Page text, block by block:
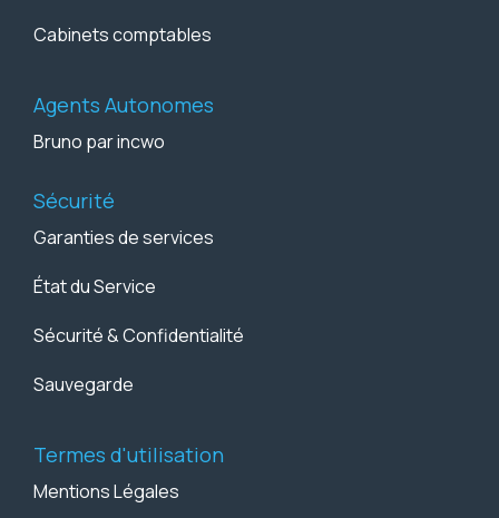
Cabinets comptables
Agents Autonomes
Bruno par incwo
Sécurité
Garanties de services
État du Service
Sécurité & Confidentialité
Sauvegarde
Termes d'utilisation
Mentions Légales